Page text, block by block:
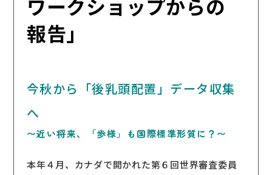
ワークショップからの
報告」
今秋から「後乳頭配置」データ収集
へ
〜近い将来、「歩様」も国際標準形質に？〜
本年４月、カナダで開かれた第６回世界審査委員